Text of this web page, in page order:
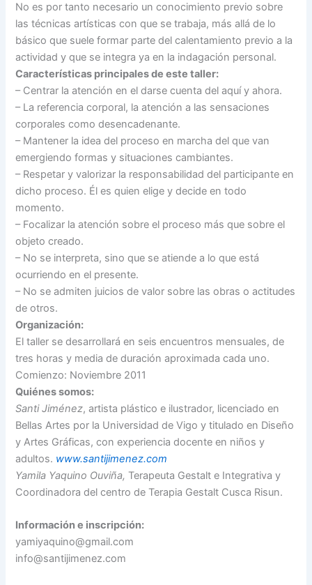
No es por tanto necesario un conocimiento previo sobre
las técnicas artísticas con que se trabaja, más allá de lo
básico que suele formar parte del calentamiento previo a la
actividad y que se integra ya en la indagación personal.
Características principales de este taller:
– Centrar la atención en el darse cuenta del aquí y ahora.
– La referencia corporal, la atención a las sensaciones
corporales como desencadenante.
– Mantener la idea del proceso en marcha del que van
emergiendo formas y situaciones cambiantes.
– Respetar y valorizar la responsabilidad del participante en
dicho proceso. Él es quien elige y decide en todo
momento.
– Focalizar la atención sobre el proceso más que sobre el
objeto creado.
– No se interpreta, sino que se atiende a lo que está
ocurriendo en el presente.
– No se admiten juicios de valor sobre las obras o actitudes
de otros.
Organización:
El taller se desarrollará en seis encuentros mensuales, de
tres horas y media de duración aproximada cada uno.
Comienzo: Noviembre 2011
Quiénes somos:
Santi Jiménez, artista plástico e ilustrador, licenciado en
Bellas Artes por la Universidad de Vigo y titulado en Diseño
y Artes Gráficas, con experiencia docente en niños y
adultos. www.santijimenez.com
Yamila Yaquino Ouviña, Terapeuta Gestalt e Integrativa y
Coordinadora del centro de Terapia Gestalt Cusca Risun.
Información e inscripción:
yamiyaquino@gmail.com
info@santijimenez.com